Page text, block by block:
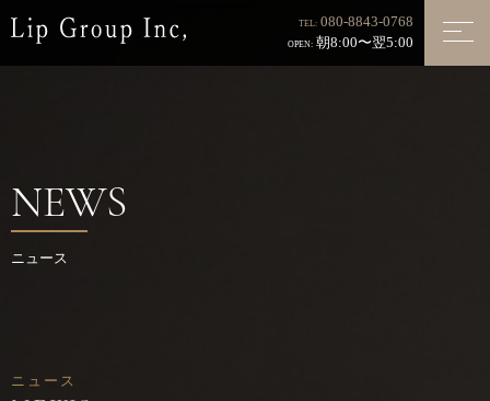
TEL: 080-8843-0768
OPEN: 朝8:00〜翌5:00
NEWS
ニュース
ニュース